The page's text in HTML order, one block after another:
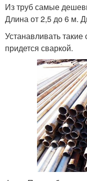
Из труб самые
Длина от 2,5 до 6 м.
Устанавливать
придется сваркой.